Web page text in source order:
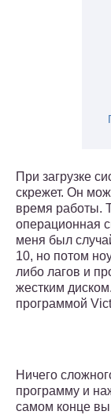
При загрузке
скрежет. Он
время работы.
операционная
меня был
10, но потом
либо лагов и
жестким
программой
Ничего
программу и
самом конце вы